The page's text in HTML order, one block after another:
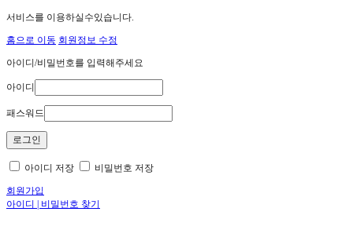
서비스를 이용하실수있습니다.
홈으로 이동 회원정보 수정
아이디/비밀번호를 입력해주세요
아이디
패스워드
아이디 저장 비밀번호 저장
회원가입
아이디 | 비밀번호 찾기